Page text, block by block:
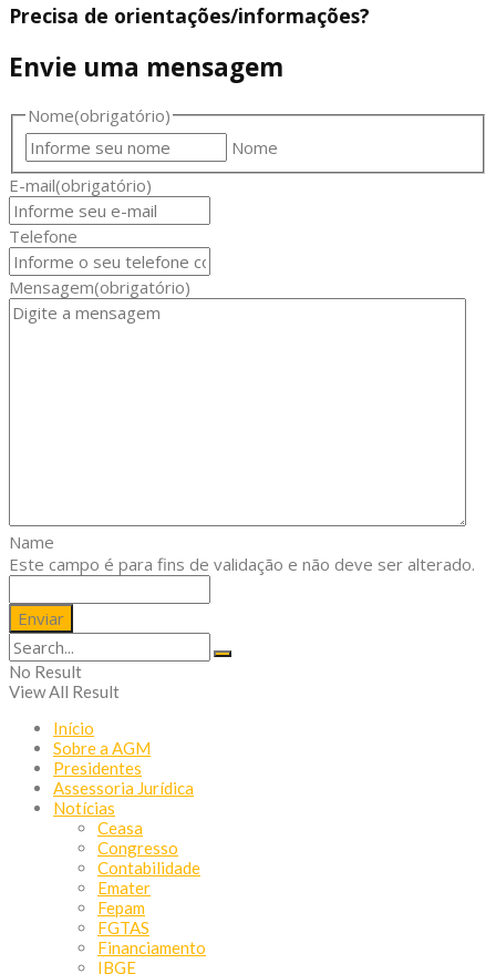
Precisa de orientações/informações?
Envie uma mensagem
Nome(obrigatório)
Nome
E-mail(obrigatório)
Telefone
Mensagem(obrigatório)
Name
Este campo é para fins de validação e não deve ser alterado.
No Result
View All Result
Início
Sobre a AGM
Presidentes
Assessoria Jurídica
Notícias
Ceasa
Congresso
Contabilidade
Emater
Fepam
FGTAS
Financiamento
IBGE